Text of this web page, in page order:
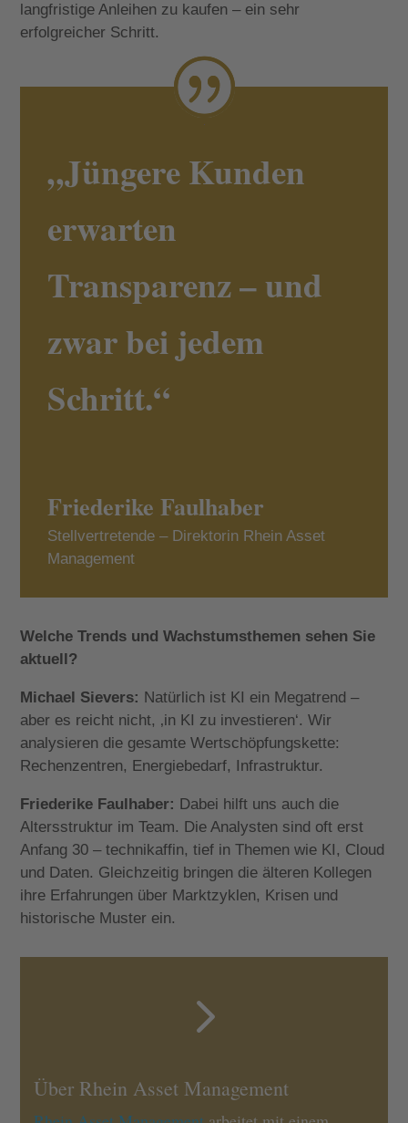
langfristige Anleihen zu kaufen – ein sehr
erfolgreicher Schritt.
„Jüngere Kunden
erwarten
Transparenz – und
zwar bei jedem
Schritt.“
Friederike Faulhaber
Stellvertretende – Direktorin Rhein Asset
Management
Welche Trends und Wachstumsthemen sehen Sie
aktuell?
Michael Sievers: Natürlich ist KI ein Megatrend –
aber es reicht nicht, ‚in KI zu investieren‘. Wir
analysieren die gesamte Wertschöpfungskette:
Rechenzentren, Energiebedarf, Infrastruktur.
Friederike Faulhaber: Dabei hilft uns auch die
Altersstruktur im Team. Die Analysten sind oft erst
Anfang 30 – technikaffin, tief in Themen wie KI, Cloud
und Daten. Gleichzeitig bringen die älteren Kollegen
ihre Erfahrungen über Marktzyklen, Krisen und
historische Muster ein.
5
Über Rhein Asset Management